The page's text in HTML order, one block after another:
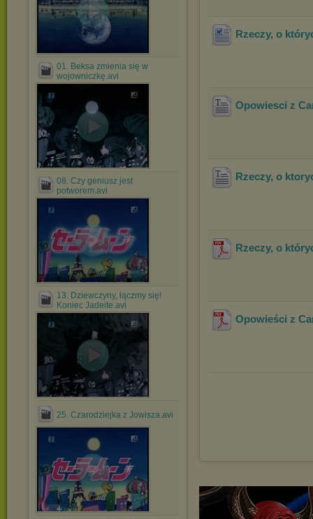
01. Beksa zmienia się w
wojowniczkę.avi
08. Czy geniusz jest
potworem.avi
.
13. Dziewczyny, łączmy się!
Koniec Jadeite.avi
25. Czarodziejka z Jowisza.avi
Rzeczy, o
Opowiesci z
Rzeczy, o
Rzeczy, o
Opowieści z